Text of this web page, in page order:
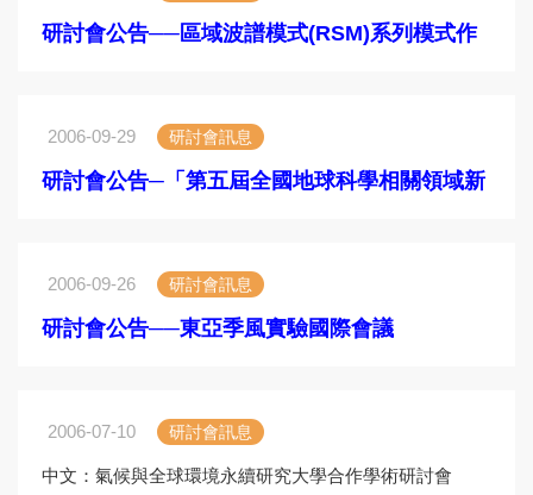
研討會公告──區域波譜模式(RSM)系列模式作
2006-09-29 研討會訊息
研討會公告─「第五屆全國地球科學相關領域新
2006-09-26 研討會訊息
研討會公告──東亞季風實驗國際會議
2006-07-10 研討會訊息
中文：氣候與全球環境永續研究大學合作學術研討會